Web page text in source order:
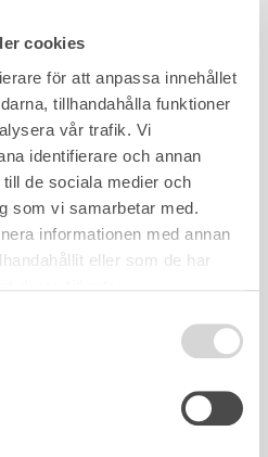
cookies
för att anpassa innehållet
tillhandahålla funktioner
vår trafik. Vi
identifierare och annan
de sociala medier och
som vi samarbetar med.
informationen med annan
eller som de har